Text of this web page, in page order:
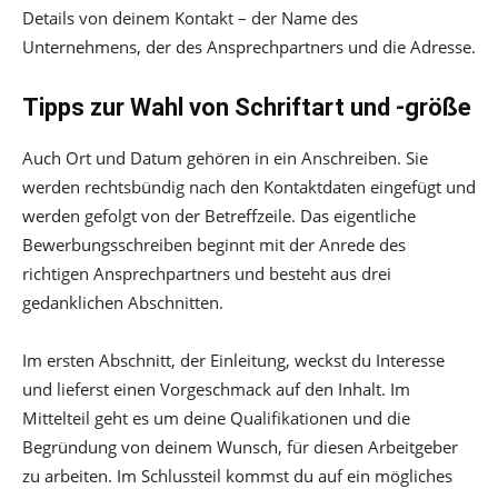
Details von deinem Kontakt – der Name des
Unternehmens, der des Ansprechpartners und die Adresse.
Tipps zur Wahl von Schriftart und -größe
Auch Ort und Datum gehören in ein Anschreiben. Sie
werden rechtsbündig nach den Kontaktdaten eingefügt und
werden gefolgt von der Betreffzeile. Das eigentliche
Bewerbungsschreiben beginnt mit der Anrede des
richtigen Ansprechpartners und besteht aus drei
gedanklichen Abschnitten.
Im ersten Abschnitt, der Einleitung, weckst du Interesse
und lieferst einen Vorgeschmack auf den Inhalt. Im
Mittelteil geht es um deine Qualifikationen und die
Begründung von deinem Wunsch, für diesen Arbeitgeber
zu arbeiten. Im Schlussteil kommst du auf ein mögliches